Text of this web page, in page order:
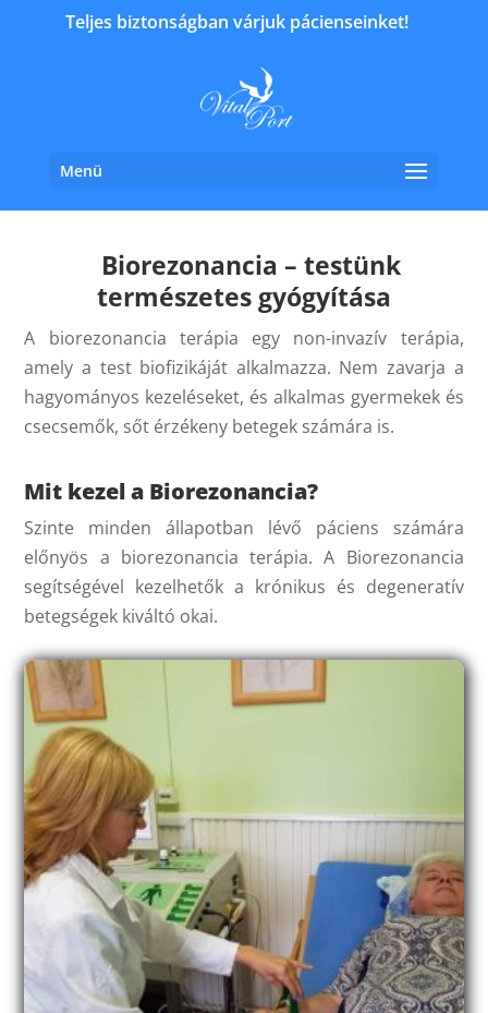
Teljes biztonságban várjuk pácienseinket!
Menü
Biorezonancia – testünk
természetes gyógyítása
A biorezonancia terápia egy non-invazív terápia,
amely a test biofizikáját alkalmazza. Nem zavarja a
hagyományos kezeléseket, és alkalmas gyermekek és
csecsemők, sőt érzékeny betegek számára is.
Mit kezel a Biorezonancia?
Szinte minden állapotban lévő páciens számára
előnyös a biorezonancia terápia. A Biorezonancia
segítségével kezelhetők a krónikus és degeneratív
betegségek kiváltó okai.